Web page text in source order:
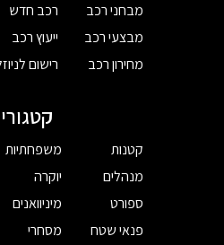
מבחני רכב
מבצעי רכב
מחירון רכב
רכב חדש
ייעוץ רכב
רישום
קטנות
מנהלים
ספורט
פנאי שטח
משפחתיות
יוקרה
מיניוואנים
מסחרי